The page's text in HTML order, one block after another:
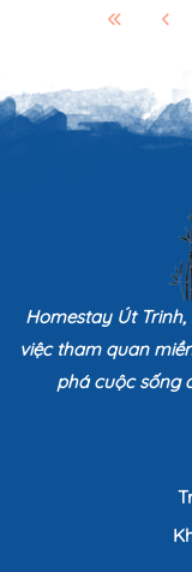
Homestay Út
việc tham quan
phá cuộc sống